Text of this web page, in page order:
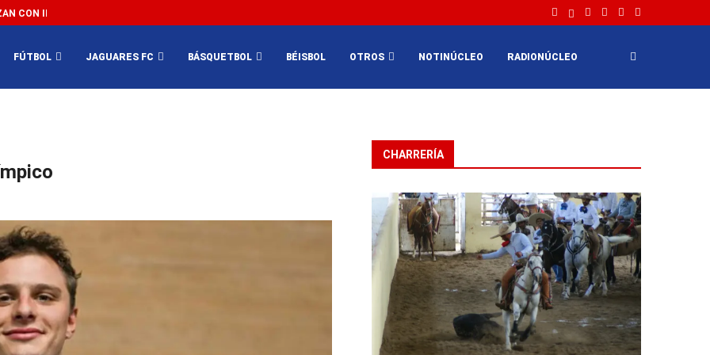
CON IMPEDIR EL MÉXICO VS SUDÁFRICA...
FÚTBOL JAGUARES FC BÁSQUETBOL BÉISBOL OTROS NOTINÚCLEO RADIONÚCLEO
CHARRERÍA